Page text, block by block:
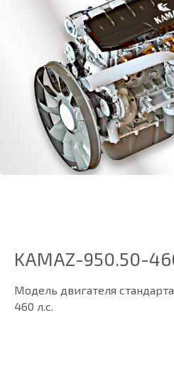
KAMAZ-950.50-
Модель двигателя
460 л.с.